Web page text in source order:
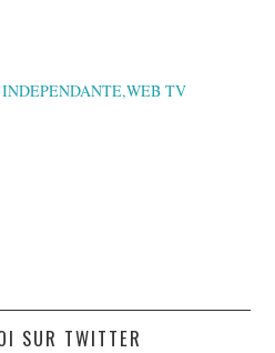
TV
SUR TWITTER